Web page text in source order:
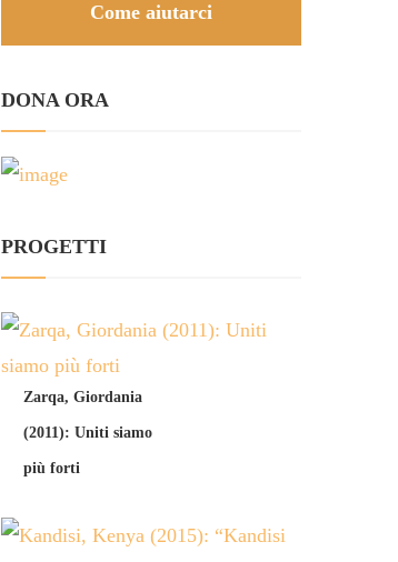
Come aiutarci
DONA ORA
PROGETTI
Zarqa, Giordania
(2011): Uniti siamo
più forti